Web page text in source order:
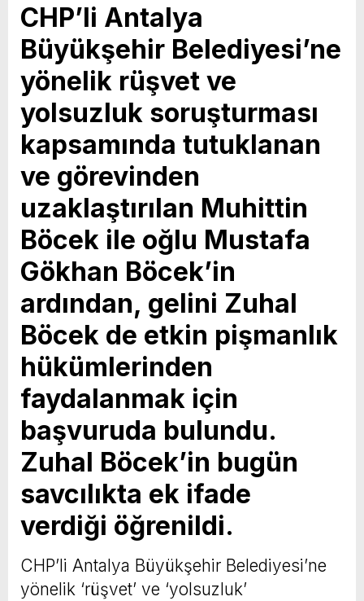
CHP’li Antalya
Büyükşehir Belediyesi’ne
yönelik rüşvet ve
yolsuzluk soruşturması
kapsamında tutuklanan
ve görevinden
uzaklaştırılan Muhittin
Böcek ile oğlu Mustafa
Gökhan Böcek’in
ardından, gelini Zuhal
Böcek de etkin pişmanlık
hükümlerinden
faydalanmak için
başvuruda bulundu.
Zuhal Böcek’in bugün
savcılıkta ek ifade
verdiği öğrenildi.
CHP’li Antalya Büyükşehir Belediyesi’ne
yönelik ‘rüşvet’ ve ‘yolsuzluk’